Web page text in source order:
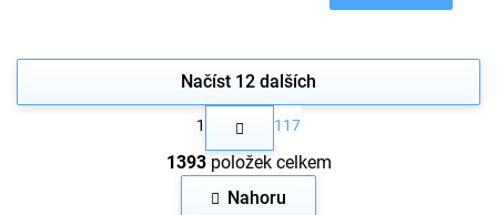
O
v
l
Načíst 12 dalších
r
á
n
k
1 117
1393položek celkem
Nahoru